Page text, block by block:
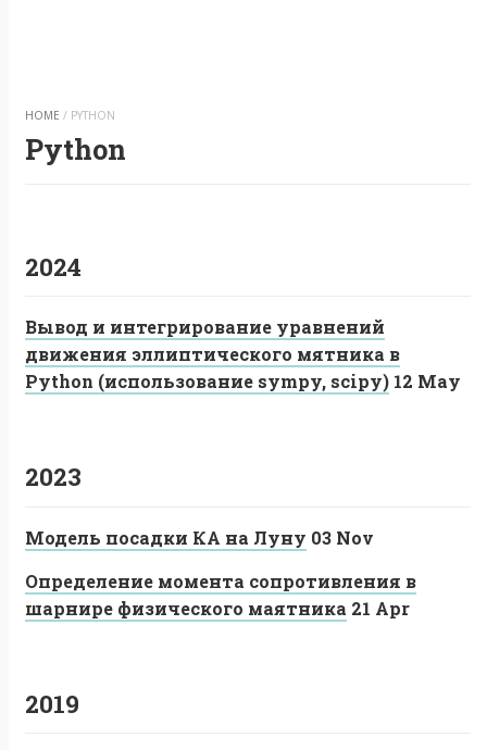
HOME / PYTHON
Python
2024
Вывод и интегрирование уравнений
движения эллиптического мятника в
Python (использование sympy, scipy) 12 May
2023
Модель посадки КА на Луну 03 Nov
Определение момента сопротивления в
шарнире физического маятника 21 Apr
2019